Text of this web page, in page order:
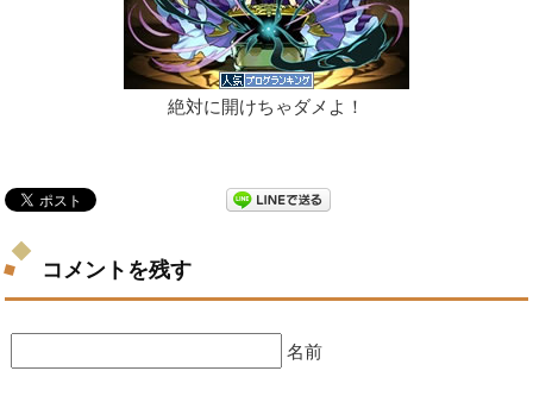
絶対に開けちゃダメよ！
コメントを残す
名前